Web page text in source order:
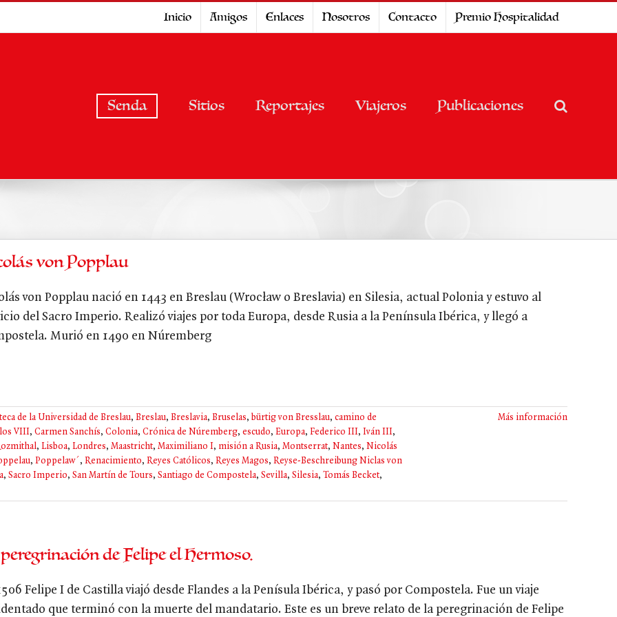
Inicio Amigos Enlaces Nosotros Contacto Premio Hospitalidad
Senda Sitios Reportajes Viajeros Publicaciones
von Popplau
von Popplau nació en 1443 en Breslau (Wrocław o Breslavia) en Silesia, actual Polonia y estuvo al
del Sacro Imperio. Realizó viajes por toda Europa, desde Rusia a la Península Ibérica, y llegó a
Murió en 1490 en Núremberg
de la Universidad de Breslau, Breslau, Breslavia, Bruselas, bürtig von Bresslau, camino de
VIII, Carmen Sanchís, Colonia, Crónica de Núremberg, escudo, Europa, Federico III, Iván III,
, Lisboa, Londres, Maastricht, Maximiliano I, misión a Rusia, Montserrat, Nantes, Nicolás
, Poppelaw´ , Renacimiento, Reyes Católicos, Reyes Magos, Reyse-Beschreibung Niclas von
, Sacro Imperio, San Martín de Tours, Santiago de Compostela, Sevilla, Silesia, Tomás Becket,
Más información
de Felipe el Hermoso.
Felipe I de Castilla viajó desde Flandes a la Penísula Ibérica, y pasó por Compostela. Fue un viaje
que terminó con la muerte del mandatario. Este es un breve relato de la peregrinación de Felipe